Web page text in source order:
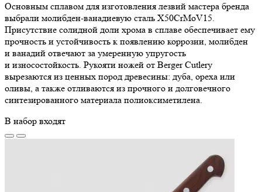
Основным сплавом для изготовления лезвий мастера бренда
выбрали молибден-ванадиевую сталь X50CrMoV15.
Присутствие солидной доли хрома в сплаве обеспечивает ему
прочность и устойчивость к появлению коррозии, молибден
и ванадий отвечают за умеренную упругость
и износостойкость. Рукояти ножей от Berger Cutlery
вырезаются из ценных пород древесины: дуба, ореха или
оливы, а также отливаются из прочного и долговечного
синтезированного материала полиоксиметилена.
В набор входят